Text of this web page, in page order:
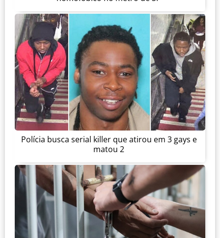
Polícia busca serial killer que atirou em 3 gays e
matou 2